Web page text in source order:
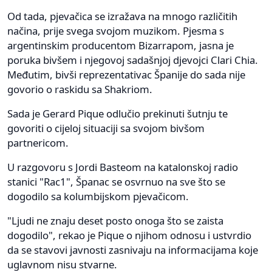
Od tada, pjevačica se izražava na mnogo različitih
načina, prije svega svojom muzikom. Pjesma s
argentinskim producentom Bizarrapom, jasna je
poruka bivšem i njegovoj sadašnjoj djevojci Clari Chia.
Međutim, bivši reprezentativac Španije do sada nije
govorio o raskidu sa Shakriom.
Sada je Gerard Pique odlučio prekinuti šutnju te
govoriti o cijeloj situaciji sa svojom bivšom
partnericom.
U razgovoru s Jordi Basteom na katalonskoj radio
stanici "Rac1", Španac se osvrnuo na sve što se
dogodilo sa kolumbijskom pjevačicom.
"Ljudi ne znaju deset posto onoga što se zaista
dogodilo", rekao je Pique o njihom odnosu i ustvrdio
da se stavovi javnosti zasnivaju na informacijama koje
uglavnom nisu stvarne.